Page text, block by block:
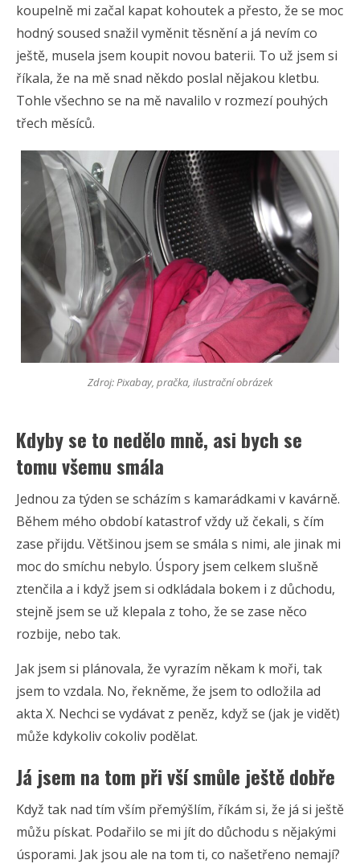
koupelně mi začal kapat kohoutek a přesto, že se moc
hodný soused snažil vyměnit těsnění a já nevím co
ještě, musela jsem koupit novou baterii. To už jsem si
říkala, že na mě snad někdo poslal nějakou kletbu.
Tohle všechno se na mě navalilo v rozmezí pouhých
třech měsíců.
Zdroj: Pixabay, pračka, ilustrační obrázek
Kdyby se to nedělo mně, asi bych se
tomu všemu smála
Jednou za týden se scházím s kamarádkami v kavárně.
Během mého období katastrof vždy už čekali, s čím
zase přijdu. Většinou jsem se smála s nimi, ale jinak mi
moc do smíchu nebylo. Úspory jsem celkem slušně
ztenčila a i když jsem si odkládala bokem i z důchodu,
stejně jsem se už klepala z toho, že se zase něco
rozbije, nebo tak.
Jak jsem si plánovala, že vyrazím někam k moři, tak
jsem to vzdala. No, řekněme, že jsem to odložila ad
akta X. Nechci se vydávat z peněz, když se (jak je vidět)
může kdykoliv cokoliv podělat.
Já jsem na tom při vší smůle ještě dobře
Když tak nad tím vším přemýšlím, říkám si, že já si ještě
můžu pískat. Podařilo se mi jít do důchodu s nějakými
úsporami. Jak jsou ale na tom ti, co našetřeno nemají?